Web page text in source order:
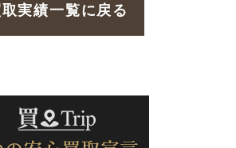
実績一覧に戻る